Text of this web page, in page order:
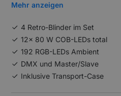
Mehr anzeigen
4 Retro-Blinder im Set
12x 80 W COB-LEDs total
192 RGB-LEDs Ambient
DMX und Master/Slave
Inklusive Transport-Case